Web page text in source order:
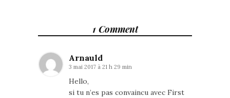
1 Comment
Arnauld
3 mai 2017 à 21 h 29 min
Hello,
si tu n’es pas convaincu avec First